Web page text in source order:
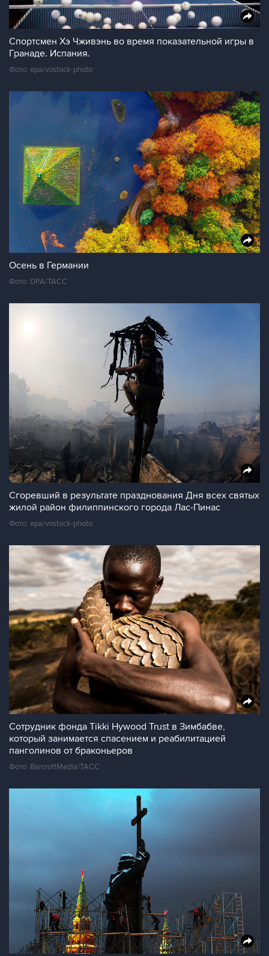
Спортсмен Хэ Чживэнь во время показательной игры в
Гранаде. Испания.
Фото: epa/vostock-photo
Осень в Германии
Фото: DPA/ТАСС
Сгоревший в результате празднования Дня всех святых
жилой район филиппинского города Лас-Пинас
Фото: epa/vostock-photo
Сотрудник фонда Tikki Hywood Trust в Зимбабве,
который занимается спасением и реабилитацией
панголинов от браконьеров
Фото: BarcroftMedia/ТАСС